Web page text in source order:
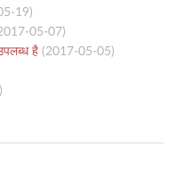
19)
05-07)
है(2017-05-05)